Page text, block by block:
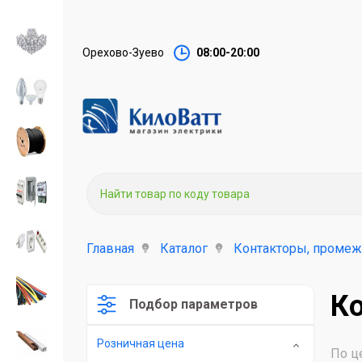
Орехово-Зуево 08:00-20:00
Главная Каталог Контакторы,
Подбор параметров
Розничная цена
По